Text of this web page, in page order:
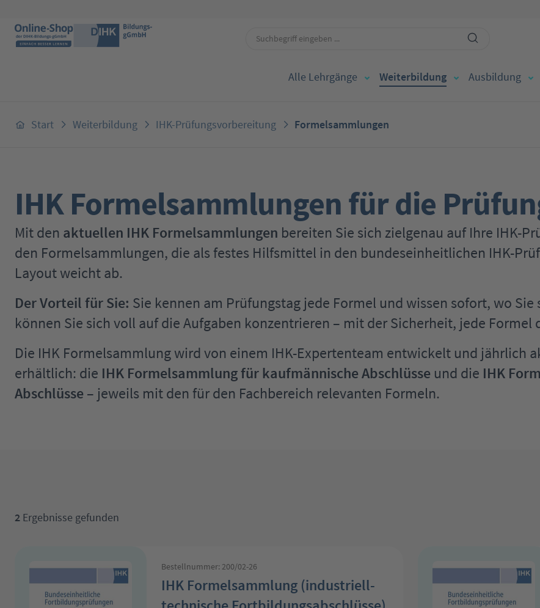
Alle Lehrgänge Weiterbildung Ausbildung
Start Weiterbildung IHK-Prüfungsvorbereitung Formelsammlungen
IHK Formelsammlungen für die
Mit den aktuellen IHK Formelsammlungen bereiten Sie sich zielgenau auf Ihre IHK-
den Formelsammlungen, die als festes Hilfsmittel in den bundeseinheitlichen IHK-
Layout weicht ab.
Der Vorteil für Sie: Sie kennen am Prüfungstag jede Formel und wissen sofort, wo
können Sie sich voll auf die Aufgaben konzentrieren – mit der Sicherheit, jede
Die IHK Formelsammlung wird von einem IHK-Expertenteam entwickelt und jährlich
erhältlich: die IHK Formelsammlung für kaufmännische Abschlüsse und die IHK
Abschlüsse – jeweils mit den für den Fachbereich relevanten Formeln.
2 Ergebnisse gefunden
Bestellnummer: 200/02-26
IHK Formelsammlung (industriell-